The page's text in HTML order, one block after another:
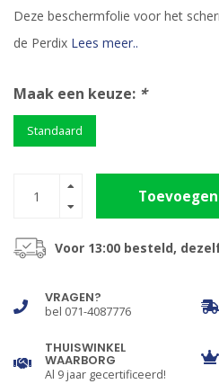
Deze beschermfolie voor het
de Perdix Lees meer..
Maak een keuze: *
Standaard
Voor 13:00 besteld,
VRAGEN?
bel 071-4087776
THUISWINKEL
WAARBORG
Al 9 jaar gecertificeerd!